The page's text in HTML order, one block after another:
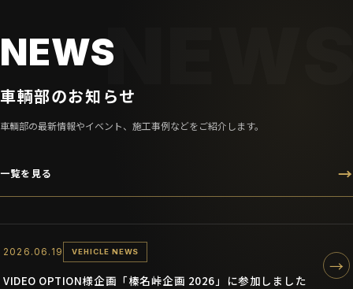
NEWS
車輌部のお知らせ
車輌部の最新情報やイベント、施工事例などをご紹介します。
一覧を見る
2026.06.19 VEHICLE NEWS
VIDEO OPTION様企画「榛名峠企画 2026」に参加しました
→